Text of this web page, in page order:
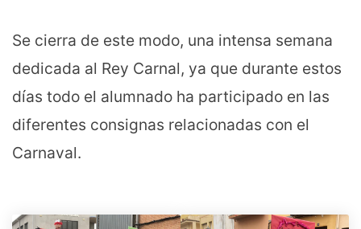
Se cierra de este modo, una intensa semana
dedicada al Rey Carnal, ya que durante estos
días todo el alumnado ha participado en las
diferentes consignas relacionadas con el
Carnaval.